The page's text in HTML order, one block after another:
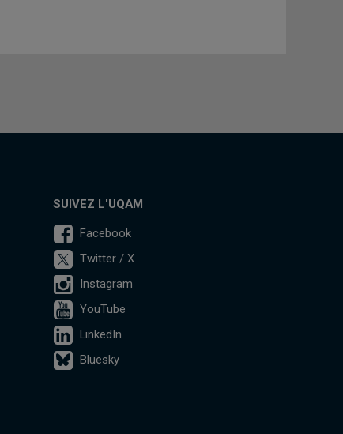
SUIVEZ L'UQAM
Facebook
Twitter / X
Instagram
YouTube
LinkedIn
Bluesky